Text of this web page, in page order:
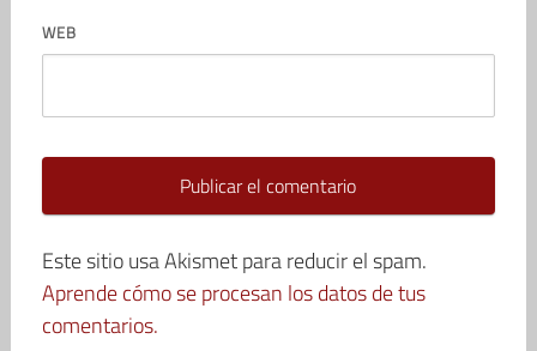
WEB
Este sitio usa Akismet para reducir el spam.
Aprende cómo se procesan los datos de tus
comentarios.